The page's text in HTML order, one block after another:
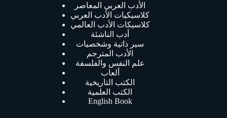
الأدب العربي المعاصر
كلاسيكيات الأدب العربي
كلاسيكات الأدب العالمي
أدب الناشئة
سير ذاتية وشخصيات
الأدب المترجم
علم النفس والفلسفة
ألعاب
الكتب التاريخية
الكتب العلمية
English Book